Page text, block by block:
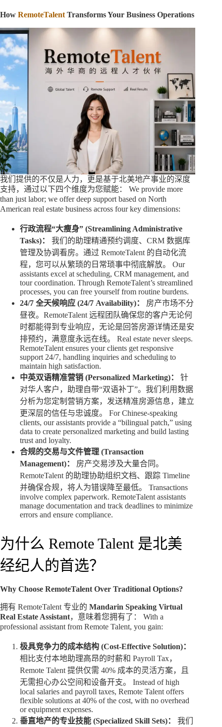
How RemoteTalent Transforms Your Business Operations
我们提供的不仅是人力，更是基于北美地产事业的深度
支持，通过以下四个维度为您赋能： We provide more
than just labor; we offer deep support based on North
American real estate business across four key dimensions:
行政流程“大瘦身” (Streamlining Administrative
Tasks)：
我们的助理精通预约调度、CRM 数据库
管理及协调看房。通过 RemoteTalent 的自动化流
程，您可以从繁琐的日常琐事中彻底解放。 Our
assistants excel at scheduling, CRM management, and
tour coordination. Through RemoteTalent’s streamlined
processes, you can free yourself from routine burdens.
24/7 全天候响应 (24/7 Availability)：
房产市场不分
昼夜。RemoteTalent 远程团队确保您的客户无论何
时都能得到专业响应，无论是回答房源详情还是安
排预约，满意度永远在线。 Real estate never sleeps.
RemoteTalent ensures your clients get responsive
support 24/7, handling inquiries and scheduling to
maintain high satisfaction.
中英双语精准营销 (Personalized Marketing)：
针
对华人客户，助理自带“双语补丁”。我们利用数据
分析为您定制营销方案，发送精准房源信息，建立
更深层的信任与忠诚度。 For Chinese-speaking
clients, our assistants provide a “bilingual patch,” using
data to create personalized marketing and build lasting
trust and loyalty.
合规的交易与文件管理 (Transaction
Management)：
房产交易涉及大量合同。
RemoteTalent 的助理协助组织文档、跟踪 Timeline
并确保合规，将人为错误降至最低。 Transactions
involve complex paperwork. RemoteTalent assistants
manage documentation and track deadlines to minimize
errors and ensure compliance.
为什么 Remote Talent 是北美
经纪人的首选？
Why Choose RemoteTalent Over Traditional Options?
拥有 RemoteTalent 专业的 Mandarin Speaking Virtual
Real Estate Assistant，意味着您拥有了： With a
professional assistant from Remote Talent, you gain:
极具竞争力的成本结构 (Cost-Effective Solution)：
相比支付本地助理高昂的时薪和 Payroll Tax，
Remote Talent 提供仅需 40% 成本的灵活方案，且
无需担心办公空间和设备开支。 Instead of high
local salaries and payroll taxes, Remote Talent offers
flexible solutions at 40% of the cost, with no overhead
or equipment expenses.
垂直地产的专业技能 (Specialized Skill Sets)：
我们